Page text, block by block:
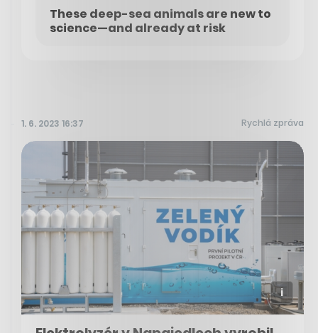
These deep-sea animals are new to
science—and already at risk
1. 6. 2023 16:37 Rychlá zpráva